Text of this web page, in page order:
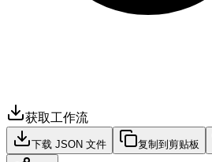
获取工作流
下载 JSON 文件 复制到剪贴板